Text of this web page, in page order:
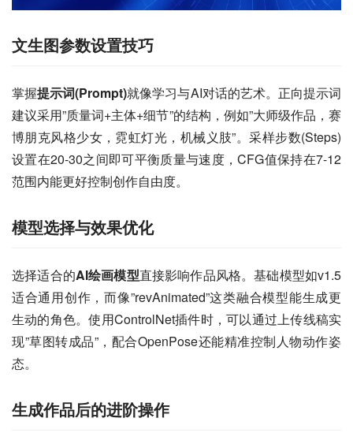
文生图参数设置技巧
掌握提示词(Prompt)就像学习与AI对话的艺术。正向提示词
建议采用”质量词+主体+细节”的结构，例如”大师级作品，赛
博朋克风格少女，霓虹灯光，机械义肢”。采样步数(Steps)
设置在20-30之间即可平衡质量与速度，CFG值保持在7-12
范围内能更好控制创作自由度。
模型选择与效果优化
选择适合的AI绘画模型直接影响作品风格。基础模型如v1.5
适合通用创作，而像”revAnimated”这类融合模型能生成更
生动的角色。使用ControlNet插件时，可以通过上传线稿实
现”草图转成品”，配合OpenPose还能精准控制人物动作姿
态。
生成作品后的进阶操作